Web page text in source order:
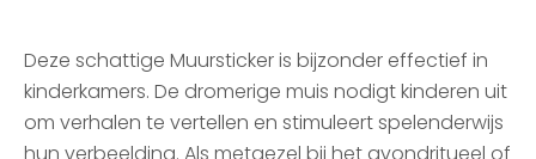
Deze schattige Muursticker is bijzonder effectief in
kinderkamers. De dromerige muis nodigt kinderen uit
om verhalen te vertellen en stimuleert spelenderwijs